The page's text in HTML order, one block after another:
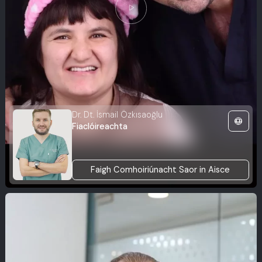
play_arrow
Dr. Dt. İsmail Özkısaoğlu
Fiaclóireachta
language
Faigh Comhoiriúnacht Saor in Aisce